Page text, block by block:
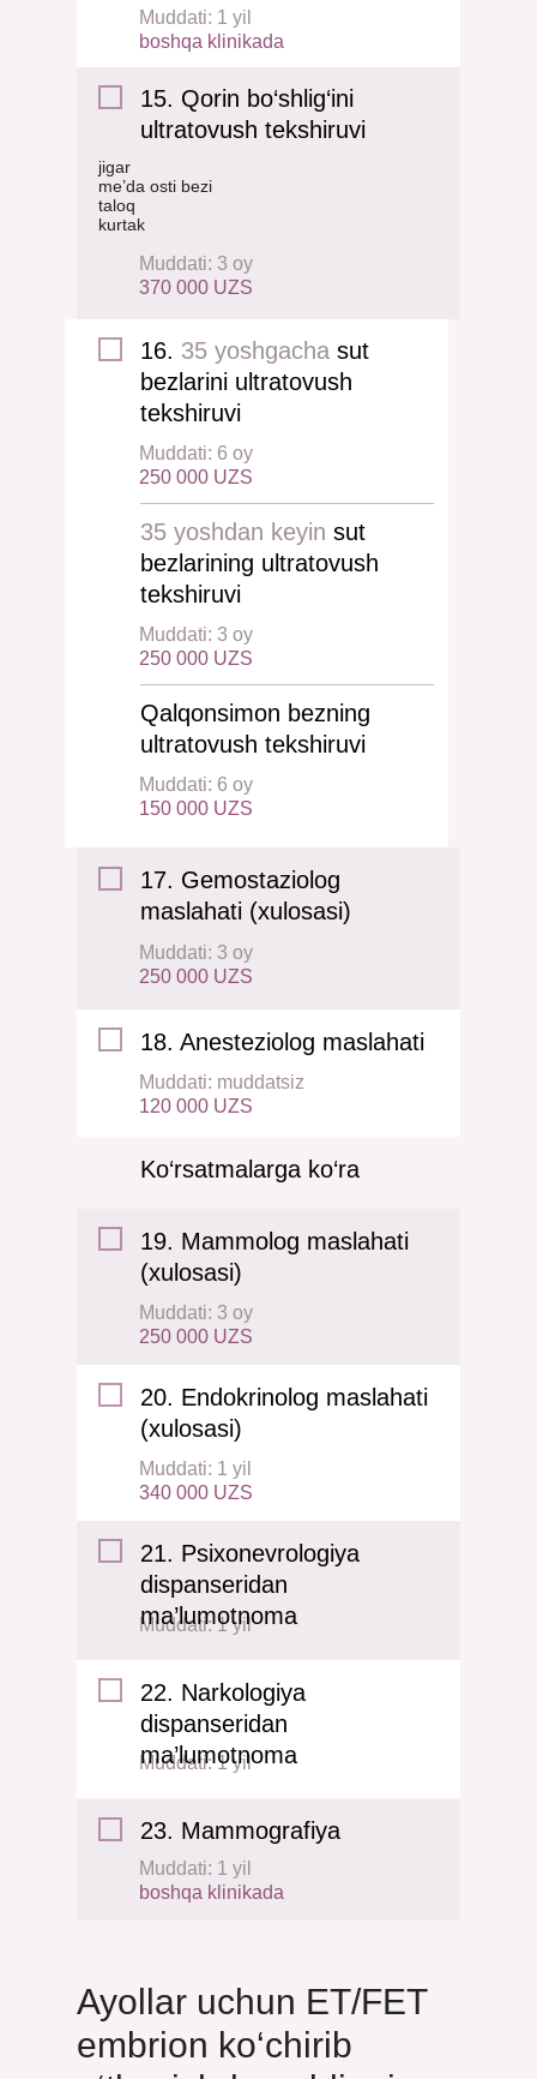
Muddati: 1 yil
boshqa klinikada
Muddati: 3 oy
370 000 UZS
jigar
me’da osti bezi
taloq
kurtak
15. Qorin bo‘shlig‘ini
ultratovush tekshiruvi
Muddati: 6 oy
150 000 UZS
Qalqonsimon bezning
ultratovush tekshiruvi
35 yoshdan keyin sut
bezlarining ultratovush
tekshiruvi
Muddati: 3 oy
250 000 UZS
16. 35 yoshgacha sut
bezlarini ultratovush
tekshiruvi
Muddati: 6 oy
250 000 UZS
Muddati: 3 oy
250 000 UZS
17. Gemostaziolog
maslahati (xulosasi)
Muddati: muddatsiz
120 000 UZS
18. Anesteziolog maslahati
Ko‘rsatmalarga ko‘ra
Muddati: 3 oy
250 000 UZS
19. Mammolog maslahati
(xulosasi)
Muddati: 1 yil
340 000 UZS
20. Endokrinolog maslahati
(xulosasi)
Muddati: 1 yil
21. Psixonevrologiya
dispanseridan
ma’lumotnoma
Muddati: 1 yil
22. Narkologiya
dispanseridan
ma’lumotnoma
Muddati: 1 yil
boshqa klinikada
23. Mammografiya
Ayollar uchun ET/FET
embrion ko‘chirib